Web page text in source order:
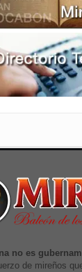
no es
de mireños